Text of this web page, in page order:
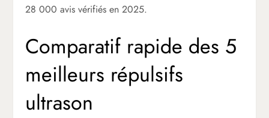
28 000 avis vérifiés en 2025.
Comparatif rapide des 5
meilleurs répulsifs
ultrason